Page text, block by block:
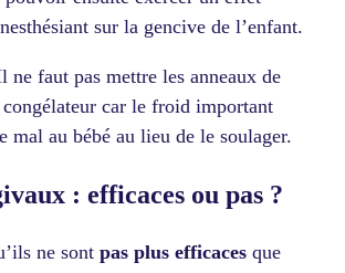
sur la gencive de l’enfant.
faut pas mettre les anneaux de
car le froid important
mal au bébé au lieu de le soulager.
: efficaces ou pas ?
ne sont pas plus efficaces que